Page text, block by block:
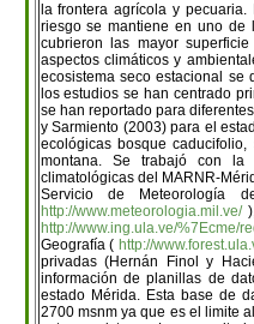
la frontera agrícola y
riesgo se mantiene en uno de
cubrieron las mayor
aspectos climáticos y
ecosistema seco estacional
los estudios se han centrado
se han reportado para
y Sarmiento (2003) para el
ecológicas bosque
montana. Se trabajó con la
climatológicas del MARNR-
Servicio de Meteorología
http://www.meteorologia.mil.ve/
http://www.ing.ula.ve/%7Ecme/
Geografía ( http://
privadas (Hernán Finol y
información de planillas de
estado Mérida. Esta base de
2700 msnm ya que es el limite